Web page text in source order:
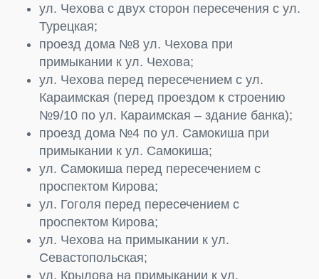
ул. Чехова с двух сторон пересечения с ул.
Турецкая;
проезд дома №8 ул. Чехова при
примыкании к ул. Чехова;
ул. Чехова перед пересечением с ул.
Караимская (перед проездом к строению
№9/10 по ул. Караимская – здание банка);
проезд дома №4 по ул. Самокиша при
примыкании к ул. Самокиша;
ул. Самокиша перед пересечением с
проспектом Кирова;
ул. Гоголя перед пересечением с
проспектом Кирова;
ул. Чехова на примыкании к ул.
Севастопольская;
ул. Крылова на примыкании к ул.